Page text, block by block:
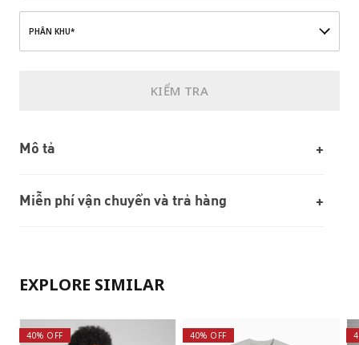
PHÂN KHU*
KIỂM TRA
Mô tả
Miễn phí vận chuyển và trả hàng
EXPLORE SIMILAR
40% OFF 40% OFF